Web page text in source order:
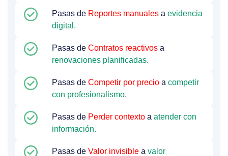
Pasas de Reportes manualesa evidencia
digital.
Pasas de Contratos reactivosa
renovaciones planificadas.
Pasas de Competir por precioa competir
con profesionalismo.
Pasas de Perder contextoa atender con
información.
Pasas de Valor invisiblea valor